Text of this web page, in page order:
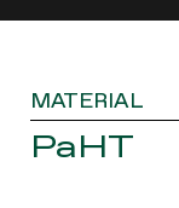
MATERIAL
PaHT